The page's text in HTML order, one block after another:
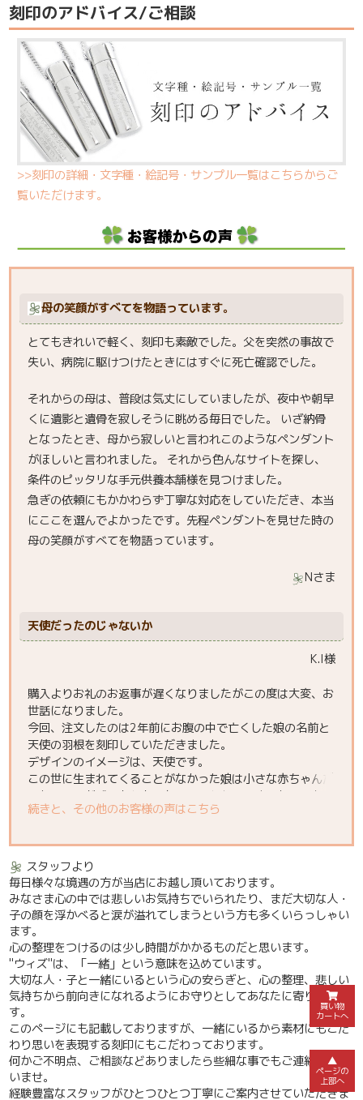
刻印のアドバイス/ご相談
>>刻印の詳細・文字種・絵記号・サンプル一覧はこちらからご
覧いただけます。
母の笑顔がすべてを物語っています。
とてもきれいで軽く、刻印も素敵でした。父を突然の事故で
失い、病院に駆けつけたときにはすぐに死亡確認でした。
それからの母は、普段は気丈にしていましたが、夜中や朝早
くに遺影と遺骨を寂しそうに眺める毎日でした。 いざ納骨
となったとき、母から寂しいと言われこのようなペンダント
がほしいと言われました。 それから色んなサイトを探し、
条件のピッタリな手元供養本舗様を見つけました。
急ぎの依頼にもかかわらず丁寧な対応をしていただき、本当
にここを選んでよかったです。先程ペンダントを見せた時の
母の笑顔がすべてを物語っています。
Nさま
天使だったのじゃないか
K.I様
購入よりお礼のお返事が遅くなりましたがこの度は大変、お
世話になりました。
今回、注文したのは2年前にお腹の中で亡くした娘の名前と
天使の羽根を刻印していただきました。
デザインのイメージは、天使です。
この世に生まれてくることがなかった娘は小さな赤ちゃんだ
ったので骨が残るかわからないと言われていました。しかし
火葬した跡に、奇跡的にも小さな骨が幾つか残っていてそれ
うかもしれないですが今でもそう思ってます。
続きと、その他のお客様の声はこちら
スタッフより
毎日様々な境遇の方が当店にお越し頂いております。
みなさま心の中では悲しいお気持ちでいられたり、まだ大切な人・
子の顔を浮かべると涙が溢れてしまうという方も多くいらっしゃい
ます。
心の整理をつけるのは少し時間がかかるものだと思います。
"ウィズ"は、「一緒」という意味を込めています。
大切な人・子と一緒にいるという心の安らぎと、心の整理、悲しい
気持ちから前向きになれるようにお守りとしてあなたに寄り添いま
す。
このページにも記載しておりますが、一緒にいるから素材にもこだ
わり思いを表現する刻印にもこだわっております。
何かご不明点、ご相談などありましたら些細な事でもご連絡くださ
いませ。
経験豊富なスタッフがひとつひとつ丁寧にご案内させていただきま
▲
ページの
上部へ
買い物
カートへ